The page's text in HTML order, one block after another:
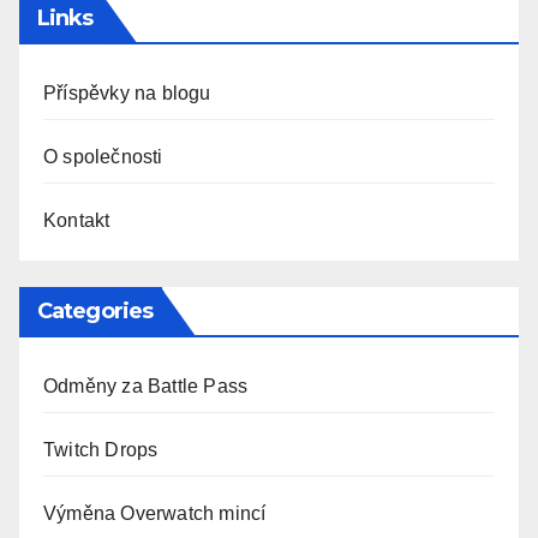
Links
Příspěvky na blogu
O společnosti
Kontakt
Categories
Odměny za Battle Pass
Twitch Drops
Výměna Overwatch mincí